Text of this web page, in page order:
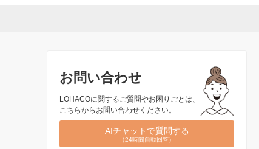
お問い合わせ
LOHACOに関するご質問やお困りごとは、
こちらからお問い合わせください。
AIチャットで質問する
（24時間自動回答）